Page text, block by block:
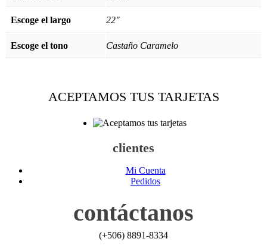
Escoge el largo 22"
Escoge el tono Castaño Caramelo
ACEPTAMOS TUS TARJETAS
clientes
Mi Cuenta
Pedidos
contáctanos
(+506) 8891-8334